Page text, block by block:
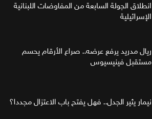
انطلاق الجولة السابعة من المفاوضات اللبنانية
الإسرائيلية
ريال مدريد يرفع عرضه.. صراع الأرقام يحسم
مستقبل فينيسيوس
نيمار يثير الجدل.. فهل يفتح باب الاعتزال مجددا؟